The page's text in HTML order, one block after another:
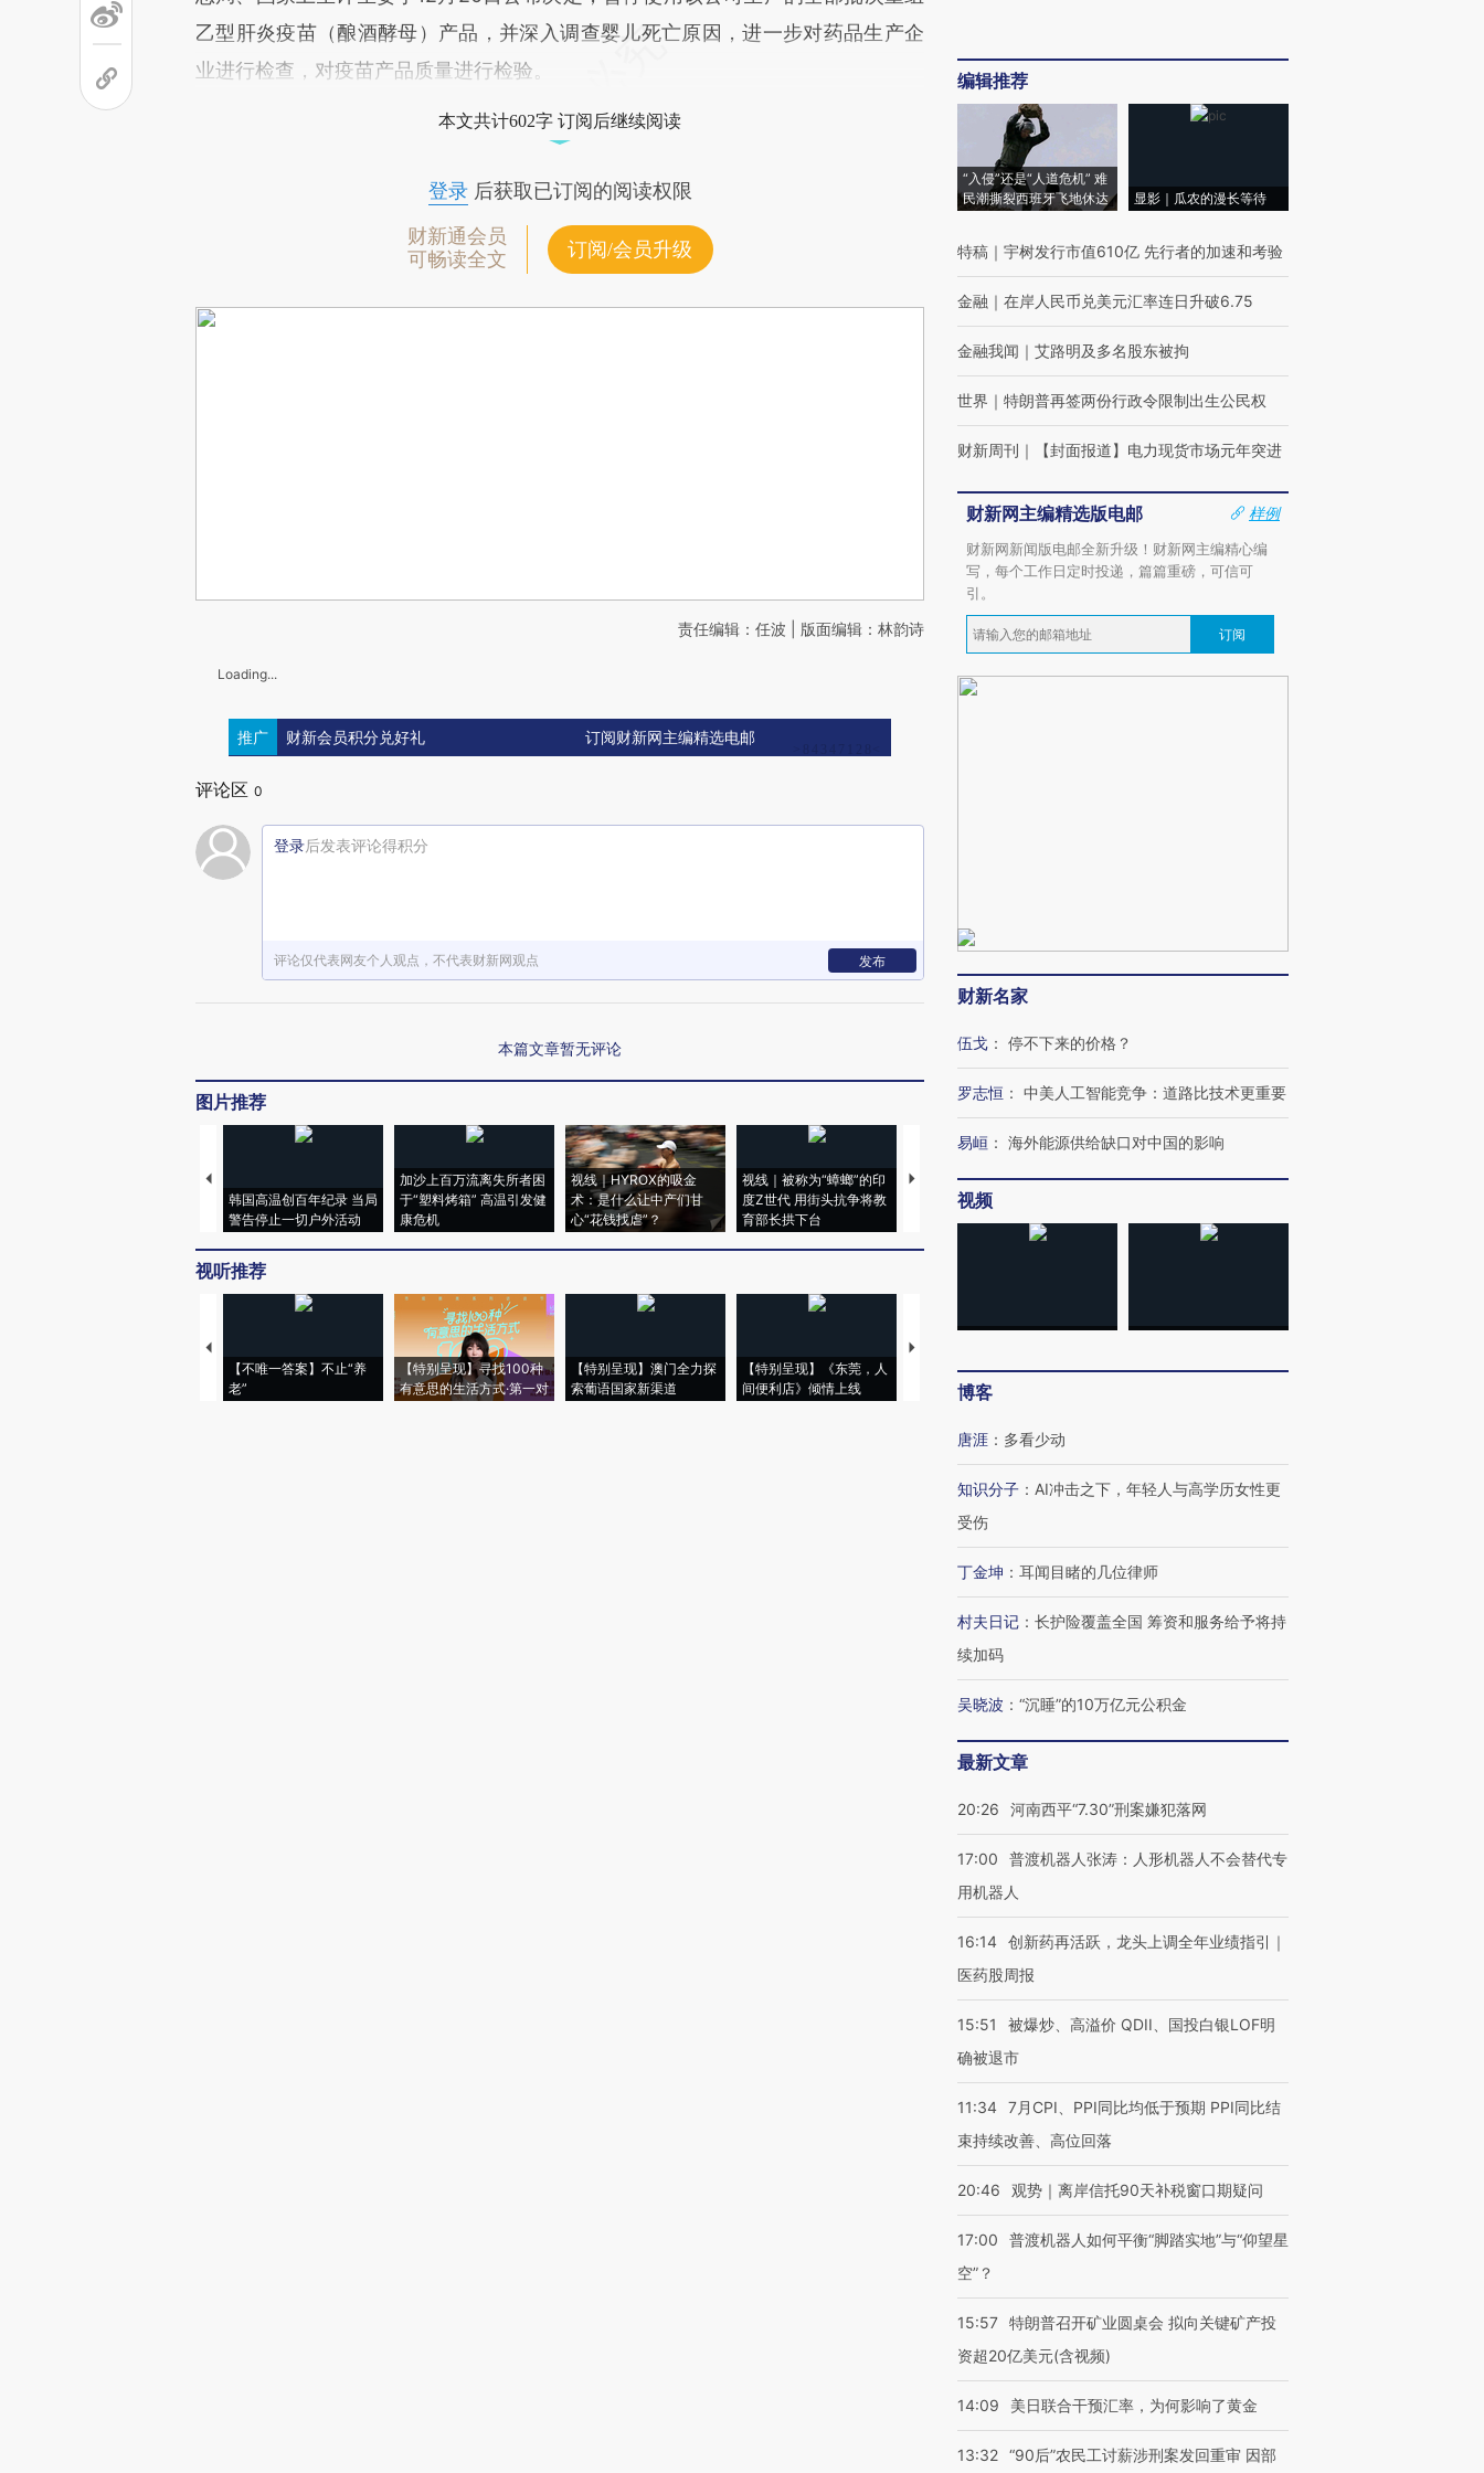
乙型肝炎疫苗（酿酒酵母）产品，并深入调查婴儿死亡原因，进一步对药品生产企
业进行检查，对疫苗产品质量进行检验。
本文共计602字 订阅后继续阅读
登录后获取已订阅的阅读权限
财新通会员
可畅读全文
订阅/会员升级
责任编辑：任波 | 版面编辑：林韵诗
Loading...
推广 财新会员积分兑好礼 订阅财新网主编精选电邮
评论区 0
登录后发表评论得积分
评论仅代表网友个人观点，不代表财新网观点 发布
本篇文章暂无评论
图片推荐
韩国高温创百年纪录 当局
警告停止一切户外活动
加沙上百万流离失所者困
于“塑料烤箱” 高温引发健
康危机
视线｜HYROX的吸金
术：是什么让中产们甘
心“花钱找虐”？
视线｜被称为“蟑螂”的印
度Z世代 用街头抗争将教
育部长拱下台
视线｜“入侵”还是“人道危
机”？难民潮撕裂西班牙
飞地休达
湖北宜昌局部短时降雨
4000人
哈尔滨遭遇短时极端强降
米
视听推荐
【不唯一答案】不止“养
老”
【特别呈现】寻找100种
有意思的生活方式·第一对
【特别呈现】澳门全力探
索葡语国家新渠道
【特别呈现】《东莞，人
间便利店》倾情上线
【推广】走进第四届链博
会，让数智科技“链”接产
【特别呈现】寻找100种
CFO：不靠规模取胜，华
编辑推荐
“入侵”还是“人道危机” 难
民潮撕裂西班牙飞地休达
显影｜瓜农的漫长等待
特稿 ｜ 宇树发行市值610亿 先行者的加速和考验
金融 ｜ 在岸人民币兑美元汇率连日升破6.75
金融我闻 ｜ 艾路明及多名股东被拘
世界 ｜ 特朗普再签两份行政令限制出生公民权
财新周刊 ｜ 【封面报道】电力现货市场元年突进
财新网主编精选版电邮
样例
财新网新闻版电邮全新升级！财新网主编精心编
写，每个工作日定时投递，篇篇重磅，可信可
引。
订阅
财新名家
伍戈 ： 停不下来的价格？
罗志恒 ： 中美人工智能竞争：道路比技术更重要
易峘 ： 海外能源供给缺口对中国的影响
视频
博客
唐涯 ： 多看少动
知识分子 ： AI冲击之下，年轻人与高学历女性更
受伤
丁金坤 ： 耳闻目睹的几位律师
村夫日记 ： 长护险覆盖全国 筹资和服务给予将持
续加码
吴晓波 ： “沉睡”的10万亿元公积金
最新文章
20:26 河南西平“7.30”刑案嫌犯落网
17:00
普渡机器人张涛：人形机器人不会替代专
用机器人
16:14 创新药再活跃，龙头上调全年业绩指引｜
医药股周报
15:51
被爆炒、高溢价 QDII、国投白银LOF明
确被退市
11:34 7月CPI、PPI同比均低于预期 PPI同比结
束持续改善、高位回落
20:46 观势｜离岸信托90天补税窗口期疑问
17:00
普渡机器人如何平衡“脚踏实地”与“仰望星
空”？
15:57 特朗普召开矿业圆桌会 拟向关键矿产投
资超20亿美元(含视频)
14:09 美日联合干预汇率，为何影响了黄金
13:32 “90后”农民工讨薪涉刑案发回重审 因部